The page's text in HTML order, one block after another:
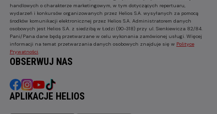
handlowych o charakterze marketingowym, w tym dotyczących repertuaru,
wydarzeń i konkursów organizowanych przez Helios S.A. wysyłanych za pomocą
środków komunikacji elektronicznej przez Helios S.A. Administratorem danych
osobowych jest Helios S.A. z siedzibą w Łodzi (90-318) przy ul. Sienkiewicza 82/84.
Pani/Pana dane będą przetwarzane w celu wykonania zamówionej usługi. Więcej
informacji na temat przetwarzania danych osobowych znajduje się w Polityce
Prywatności
OBSERWUJ NAS
APLIKACJE HELIOS